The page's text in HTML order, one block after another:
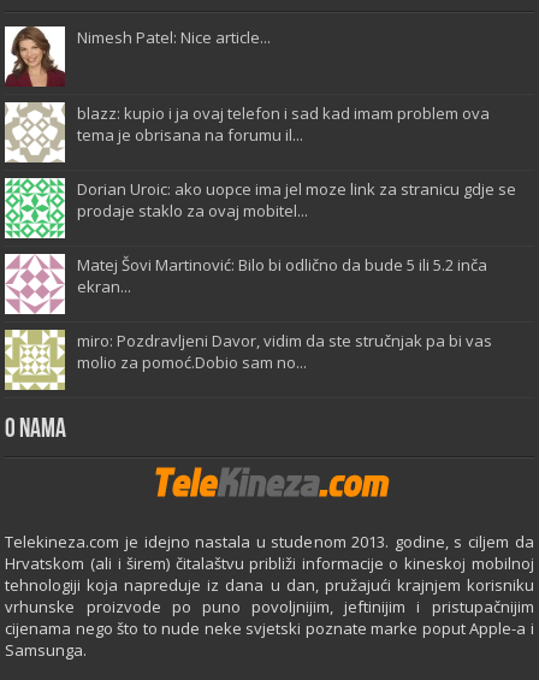
Nimesh Patel: Nice article...
blazz: kupio i ja ovaj telefon i sad kad imam problem ova
tema je obrisana na forumu il...
Dorian Uroic: ako uopce ima jel moze link za stranicu gdje se
prodaje staklo za ovaj mobitel...
Matej Šovi Martinović: Bilo bi odlično da bude 5 ili 5.2 inča
ekran...
miro: Pozdravljeni Davor, vidim da ste stručnjak pa bi vas
molio za pomoć.Dobio sam no...
O Nama
Telekineza.com je idejno nastala u studenom 2013. godine, s ciljem da
Hrvatskom (ali i širem) čitalaštvu približi informacije o kineskoj mobilnoj
tehnologiji koja napreduje iz dana u dan, pružajući krajnjem korisniku
vrhunske proizvode po puno povoljnijim, jeftinijim i pristupačnijim
cijenama nego što to nude neke svjetski poznate marke poput Apple-a i
Samsunga.